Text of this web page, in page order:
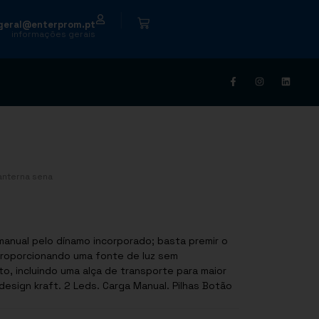
informações gerais
sena
pelo dínamo incorporado; basta premir o
uma fonte de luz sem
incluindo uma alça de transporte para maior
kraft. 2 Leds. Carga Manual. Pilhas Botão